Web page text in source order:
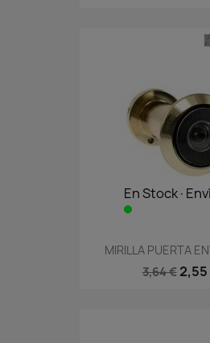
En
MIRILLA PUERTA
3,64 €